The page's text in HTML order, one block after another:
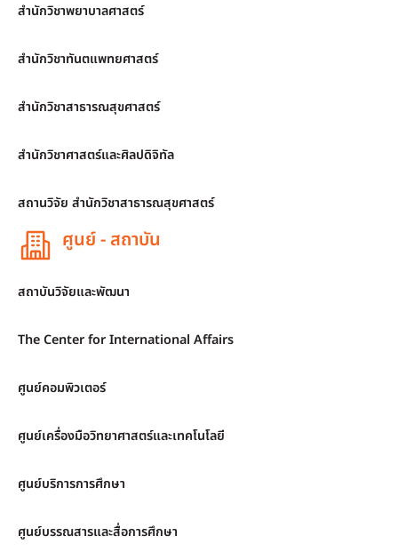
สำนักวิชาพยาบาลศาสตร์
สำนักวิชาทันตแพทยศาสตร์
สำนักวิชาสาธารณสุขศาสตร์
สำนักวิชาศาสตร์และศิลปดิจิทัล
สถานวิจัย สำนักวิชาสาธารณสุขศาสตร์
ศูนย์ - สถาบัน
สถาบันวิจัยและพัฒนา
The Center for International Affairs
ศูนย์คอมพิวเตอร์
ศูนย์เครื่องมือวิทยาศาสตร์และเทคโนโลยี
ศูนย์บริการการศึกษา
ศูนย์บรรณสารและสื่อการศึกษา